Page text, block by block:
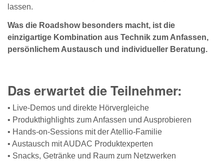
lassen.
Was die Roadshow besonders macht, ist die
einzigartige Kombination aus Technik zum Anfassen,
persönlichem Austausch und individueller Beratung.
Das erwartet die Teilnehmer:
• Live-Demos und direkte Hörvergleiche
• Produkthighlights zum Anfassen und Ausprobieren
• Hands-on-Sessions mit der Atellio-Familie
• Austausch mit AUDAC Produktexperten
• Snacks, Getränke und Raum zum Netzwerken